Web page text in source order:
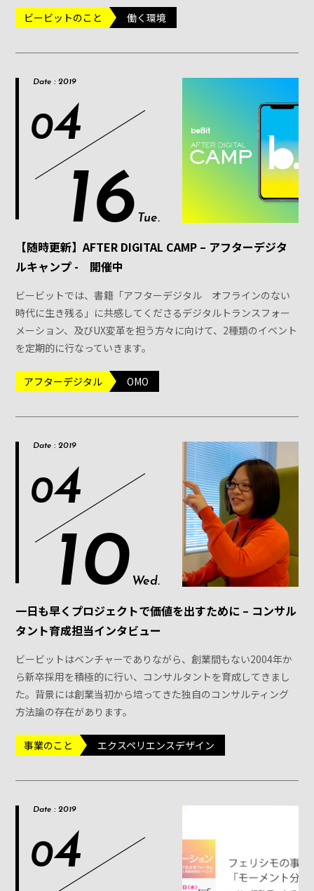
ビービットのこと 働く環境
Date : 2019
04
16 Tue.
【随時更新】AFTER DIGITAL CAMP – アフターデジタ
ルキャンプ - 開催中
ビービットでは、書籍「アフターデジタル オフラインのない
時代に生き残る」に共感してくださるデジタルトランスフォー
メーション、及びUX変革を担う方々に向けて、2種類のイベント
を定期的に行なっていきます。
アフターデジタル OMO
Date : 2019
04
10 Wed.
一日も早くプロジェクトで価値を出すために – コンサル
タント育成担当インタビュー
ビービットはベンチャーでありながら、創業間もない2004年か
ら新卒採用を積極的に行い、コンサルタントを育成してきまし
た。背景には創業当初から培ってきた独自のコンサルティング
方法論の存在があります。
事業のこと エクスペリエンスデザイン
Date : 2019
04